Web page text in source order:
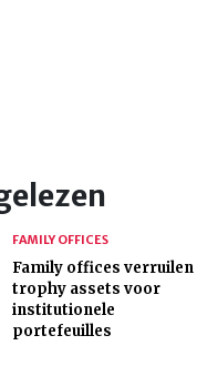
FAMILY OFFICES
Family offices verruilen
trophy assets voor
institutionele
portefeuilles